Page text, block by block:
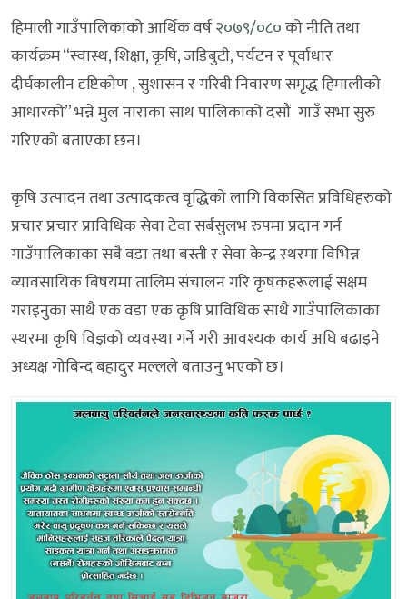
हिमाली गाउँपालिकाको आर्थिक वर्ष२०७९/०८०को नीति तथा
कार्यक्रम “स्वास्थ, शिक्षा, कृषि, जडिबुटी, पर्यटन र पूर्वाधार
दीर्घकालीन दृष्टिकोण , सुशासन र गरिबी निवारण समृद्ध हिमालीको
आधारको” भन्ने मुल नाराका साथ पालिकाको दसौं गाउँ सभा सुरु
गरिएको बताएका छन।
कृषि उत्पादन तथा उत्पादकत्व वृद्धिको लागि विकसित प्रविधिहरुको
प्रचार प्रचार प्राविधिक सेवा टेवा सर्बसुलभ रुपमा प्रदान गर्न
गाउँपालिकाका सबै वडा तथा बस्ती र सेवा केन्द्र स्थरमा विभिन्न
व्यावसायिक बिषयमा तालिम संचालन गरि कृषकहरूलाई सक्षम
गराइनुका साथै एक वडा एक कृषि प्राविधिक साथै गाउँपालिकाका
स्थरमा कृषि विज्ञको व्यवस्था गर्ने गरी आवश्यक कार्य अघि बढाइने
अध्यक्ष गोबिन्द बहादुर मल्लले बताउनु भएको छ।